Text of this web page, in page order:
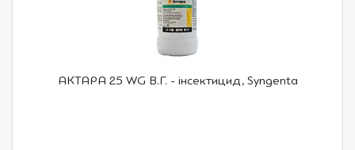
АКТАРА 25 WG В.Г. - інсектицид, Syngenta